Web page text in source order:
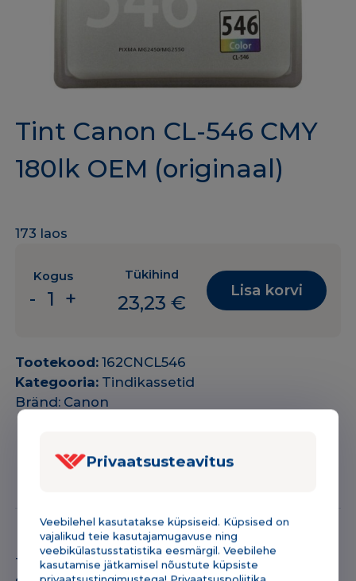
Privaatsusteavitus
Veebilehel kasutatakse küpsiseid. Küpsised on
vajalikud teie kasutajamugavuse ning
veebikülastusstatistika eesmärgil. Veebilehe
kasutamise jätkamisel nõustute küpsiste
Tint Canon CL-546 CMY
180lk OEM (originaal)
173 laos
Kogus
-Tint
546
CMY
180lk
kogus
+
Tükihind
23,23€
Lisa korvi
Tootekood: 162CNCL546
Kategooria: Tindikassetid
Bränd: Canon
Tint Canon CL-546 (8289B001)